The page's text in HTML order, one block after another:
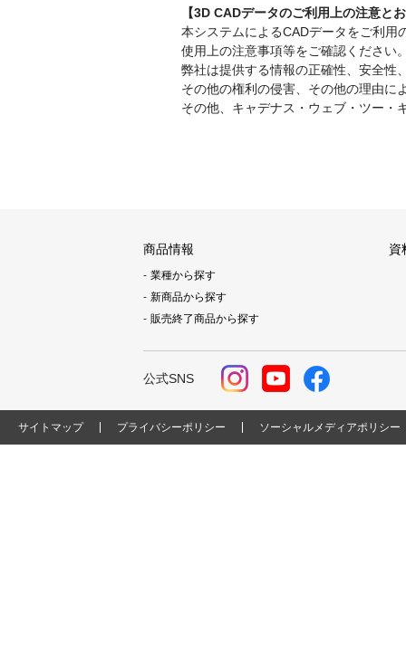
【3D CADデータのご利用上の注意と
本システムによるCADデータをご利用
使用上の注意事項等をご確認ください
弊社は提供する情報の正確性、安全性
その他の権利の侵害、その他の理由に
その他、キャデナス・ウェブ・ツー・
商品情報
業種から探す
新商品から探す
販売終了商品から探す
資
公式SNS
サイトマップ プライバシーポリシー ソーシャルメディアポリシー